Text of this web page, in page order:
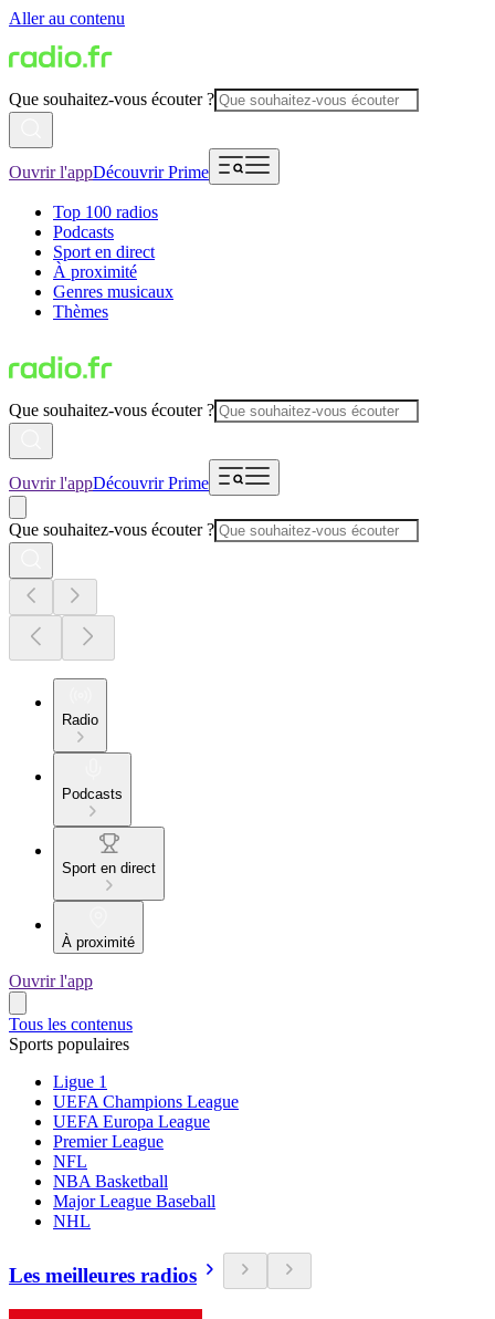
Aller au contenu
Que souhaitez-vous écouter ?
Ouvrir l'appDécouvrir Prime
Top 100 radios
Podcasts
Sport en direct
À proximité
Genres musicaux
Thèmes
Que souhaitez-vous écouter ?
Ouvrir l'appDécouvrir Prime
Que souhaitez-vous écouter ?
Radio
Podcasts
Sport en direct
À proximité
Ouvrir l'app
Tous les contenus
Sports populaires
Ligue 1
UEFA Champions League
UEFA Europa League
Premier League
NFL
NBA Basketball
Major League Baseball
NHL
Les meilleures radios